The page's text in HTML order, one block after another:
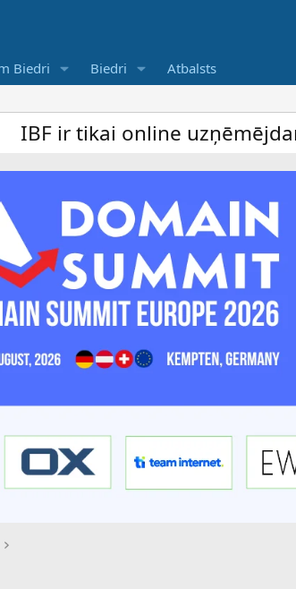
Biedri Biedri Atbalsts
tikai online uzņēmējdarbība